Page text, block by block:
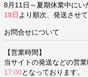
8月11日～夏期休業中にい
18日 より順次、発送させ
お問合せについて
【営業時間】
当サイトの発送などの営
17:00となっております。